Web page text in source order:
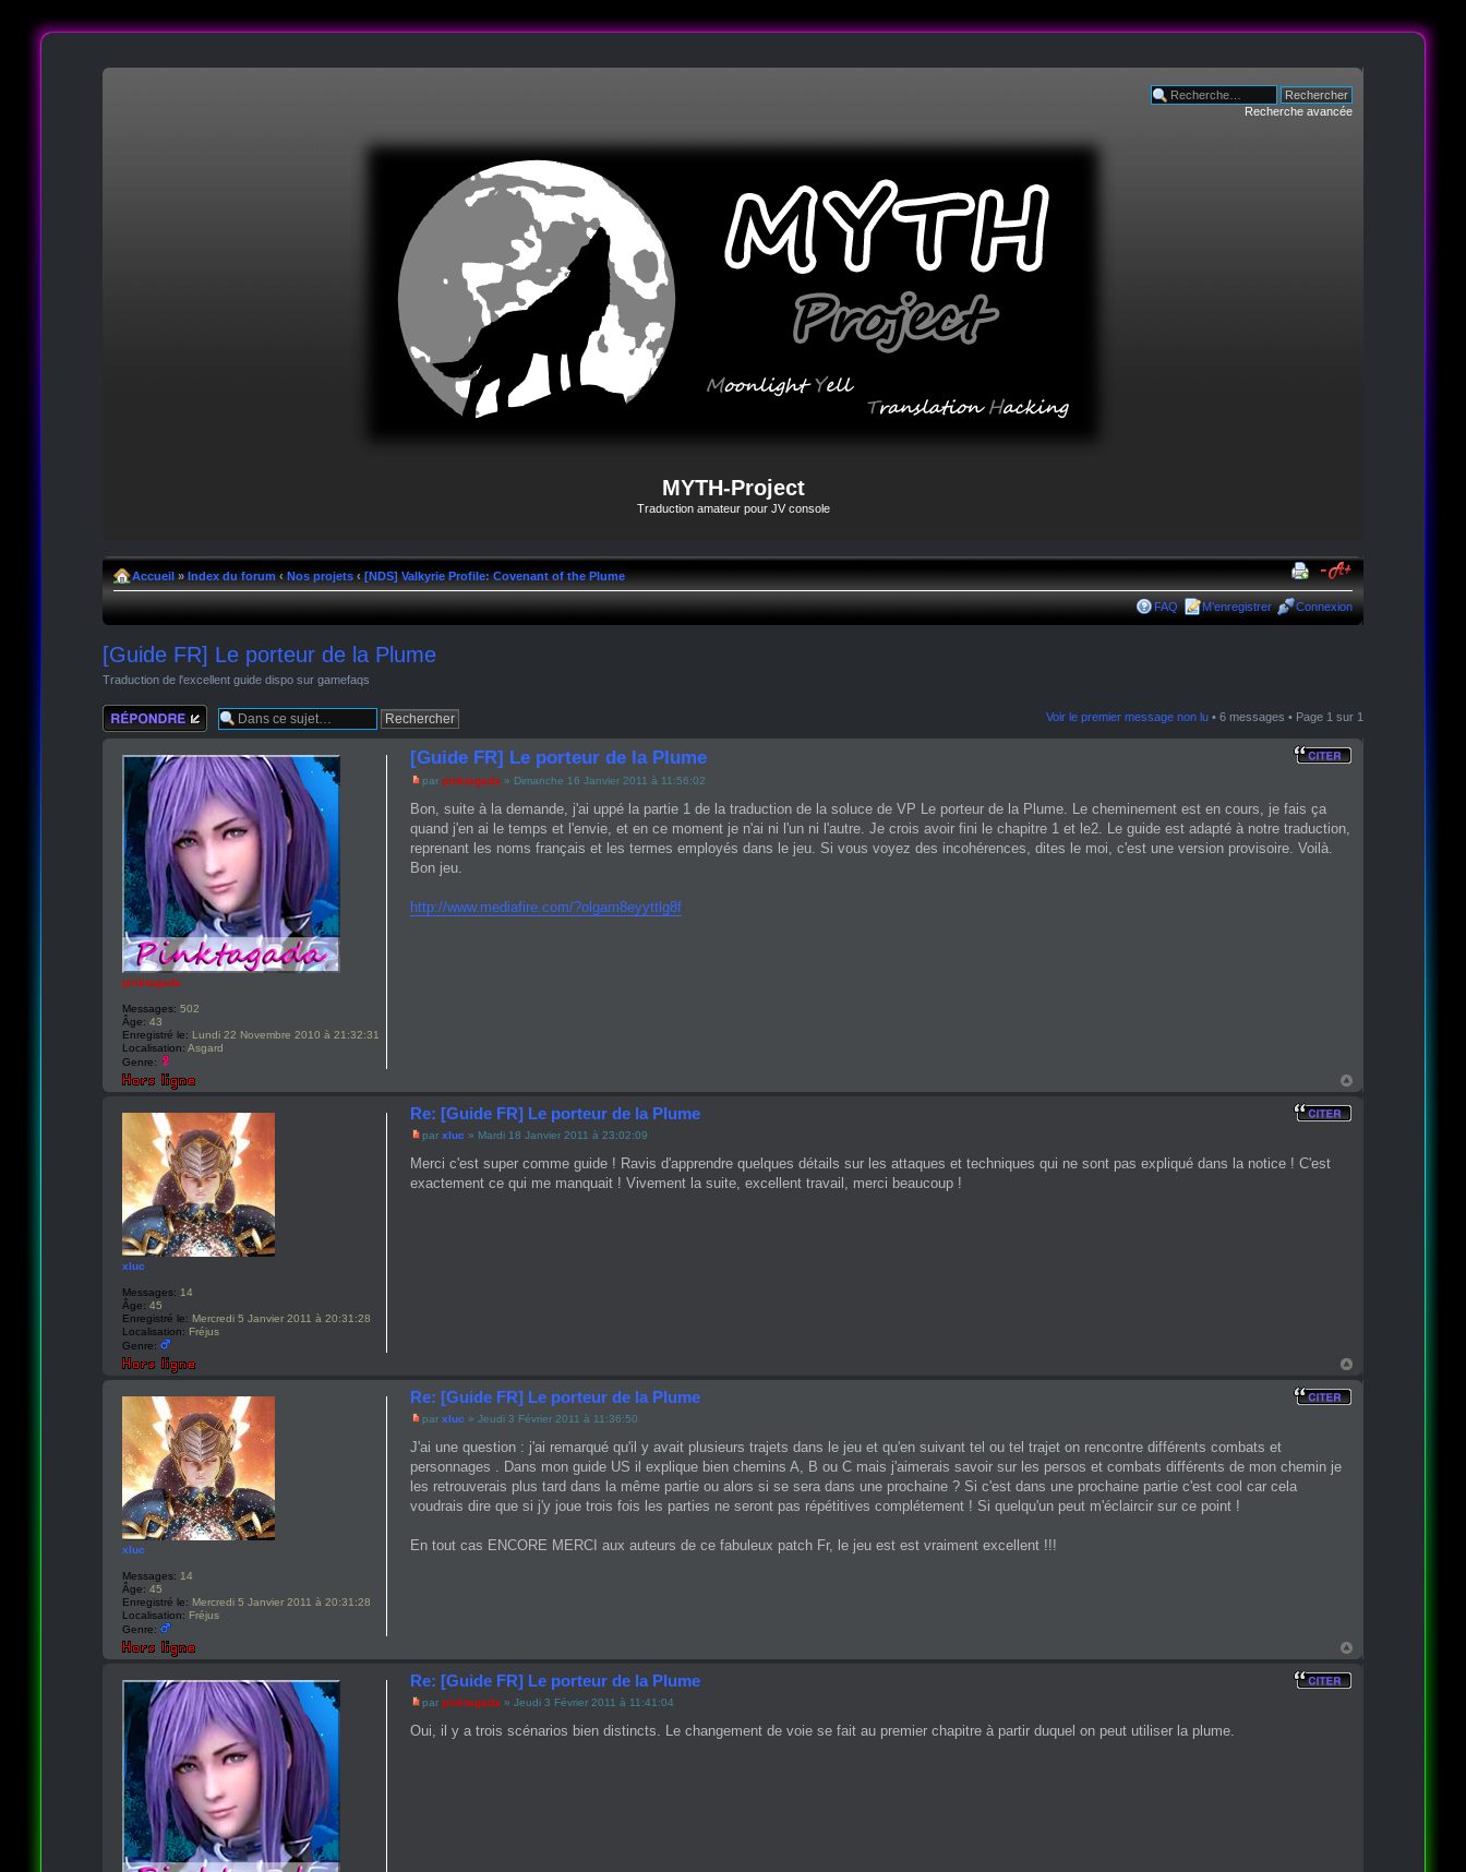
Recherche avancée
MYTH-Project
Traduction amateur pour JV console
Accueil» Index du forum ‹ Nos projets ‹ [NDS] Valkyrie Profile: Covenant of the Plume
FAQ M’enregistrer Connexion
[Guide FR] Le porteur de la Plume
Traduction de l'excellent guide dispo sur gamefaqs
Répondre Voir le premier message non lu • 6 messages • Page 1 sur 1
[Guide FR] Le porteur de la Plume
parpinktagada » Dimanche 16 Janvier 2011 à 11:56:02
Bon, suite à la demande, j'ai uppé la partie 1 de la traduction de la soluce de VP Le porteur de la Plume. Le cheminement est en cours, je fais ça
quand j'en ai le temps et l'envie, et en ce moment je n'ai ni l'un ni l'autre. Je crois avoir fini le chapitre 1 et le2. Le guide est adapté à notre traduction,
reprenant les noms français et les termes employés dans le jeu. Si vous voyez des incohérences, dites le moi, c'est une version provisoire. Voilà.
Bon jeu.
http://www.mediafire.com/?olgam8eyyttlg8f
pinktagada
Messages: 502
Âge: 43
Enregistré le: Lundi 22 Novembre 2010 à 21:32:31
Localisation: Asgard
Genre:
Re: [Guide FR] Le porteur de la Plume
parxluc » Mardi 18 Janvier 2011 à 23:02:09
Merci c'est super comme guide ! Ravis d'apprendre quelques détails sur les attaques et techniques qui ne sont pas expliqué dans la notice ! C'est
exactement ce qui me manquait ! Vivement la suite, excellent travail, merci beaucoup !
xluc
Messages: 14
Âge: 45
Enregistré le: Mercredi 5 Janvier 2011 à 20:31:28
Localisation: Fréjus
Genre:
Re: [Guide FR] Le porteur de la Plume
parxluc » Jeudi 3 Février 2011 à 11:36:50
J'ai une question : j'ai remarqué qu'il y avait plusieurs trajets dans le jeu et qu'en suivant tel ou tel trajet on rencontre différents combats et
personnages . Dans mon guide US il explique bien chemins A, B ou C mais j'aimerais savoir sur les persos et combats différents de mon chemin je
les retrouverais plus tard dans la même partie ou alors si se sera dans une prochaine ? Si c'est dans une prochaine partie c'est cool car cela
voudrais dire que si j'y joue trois fois les parties ne seront pas répétitives complétement ! Si quelqu'un peut m'éclaircir sur ce point !
En tout cas ENCORE MERCI aux auteurs de ce fabuleux patch Fr, le jeu est est vraiment excellent !!!
xluc
Messages: 14
Âge: 45
Enregistré le: Mercredi 5 Janvier 2011 à 20:31:28
Localisation: Fréjus
Genre:
Re: [Guide FR] Le porteur de la Plume
parpinktagada » Jeudi 3 Février 2011 à 11:41:04
Oui, il y a trois scénarios bien distincts. Le changement de voie se fait au premier chapitre à partir duquel on peut utiliser la plume.